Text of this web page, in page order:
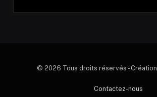
© 2026 Tous droits réservés - Création
Contactez-nous